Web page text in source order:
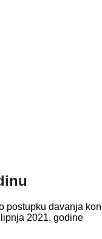
postupku davanja
2021. godine